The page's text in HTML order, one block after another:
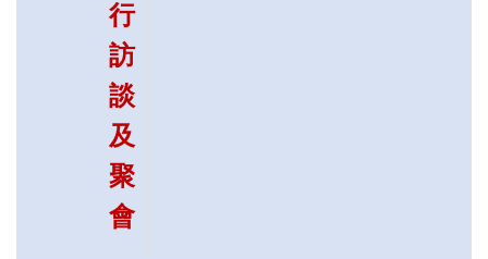
行
訪
談
及
聚
會